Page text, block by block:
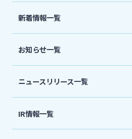
法人・個人事業主のお客さま
宮崎銀行について
ニュースリリース一覧
新着情報一覧
お知らせ一覧
ニュースリリース一覧
IR情報一覧